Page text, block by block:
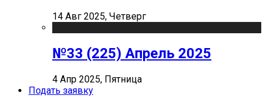
14 Авг 2025, Четверг
№33 (225) Апрель 2025
4 Апр 2025, Пятница
Подать заявку